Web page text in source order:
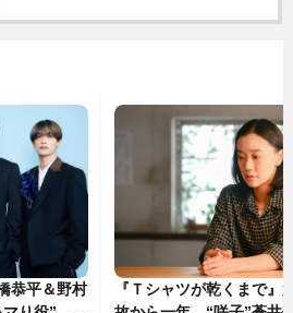
恭平＆野村
『Ｔシャツが乾くまで』